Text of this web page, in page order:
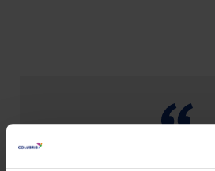
Los yacimientos de